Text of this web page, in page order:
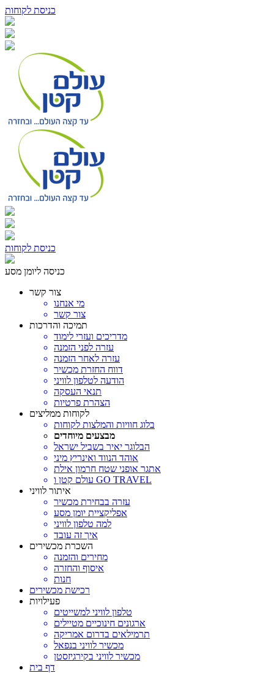
כניסת לקוחות
כניסת לקוחות
כניסה ליומן מסע
צור קשר
מי אנחנו
צור קשר
תמיכה והדרכות
מדריכים ועזרי לימוד
עזרה לפני הזמנה
עזרה לאחר הזמנה
דווח החזרת מכשיר
הודעה לטלפון לוויני
תנאי העסקה
הצהרת פרטיות
לקוחות ממליצים
בלוג חוויות והמלצות לקוחות
מבצעים מיוחדים
הבלוגר יאיר בשביל ישראל
אוהד הנווד ואינריץ מיני
אתגר אופני שטח חרמון אילת
עולם קטן ו GO TRAVEL
איתור לוויני
עזרה בבחירת מכשיר
אפליקציית יומן מסע
למה טלפון לוויני
איך זה עובד
השכרת מכשירים
מחירים והזמנה
איסוף והחזרה
חנות
רכישת מכשירים
פעילויות
טלפון לוויני למשייטים
ארגונים חינוכיים מטיילים
תרמילאים בדרום אמריקה
מכשיר לוויני בנפאל
מכשיר לוויני בקירגיזסטן
דף בית